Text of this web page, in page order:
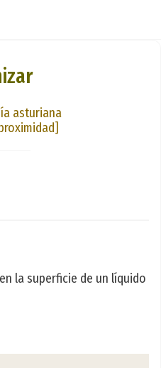
asturiana
la superficie de un líquido